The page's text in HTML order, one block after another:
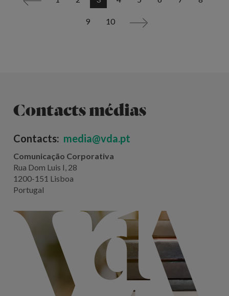
9 10 >
Contacts médias
Contacts: media@vda.pt
Comunicação Corporativa
Rua Dom Luis I, 28
1200-151 Lisboa
Portugal